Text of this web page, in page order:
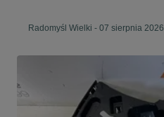
Radomyśl Wielki - 07 sierpnia 2026